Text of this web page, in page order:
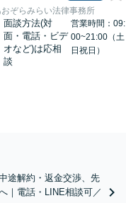
ぞらみらい法律事務所
面談方法(対
面・電話・ビデ
オなど)は応相
談
営業時間：09:
00~21:00（土
日祝日）
途解約・返金交渉、先
｜電話・LINE相談可／